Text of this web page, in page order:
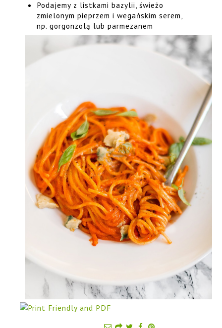
Podajemy z listkami bazylii, świeżo
zmielonym pieprzem i wegańskim serem,
np. gorgonzolą lub parmezanem